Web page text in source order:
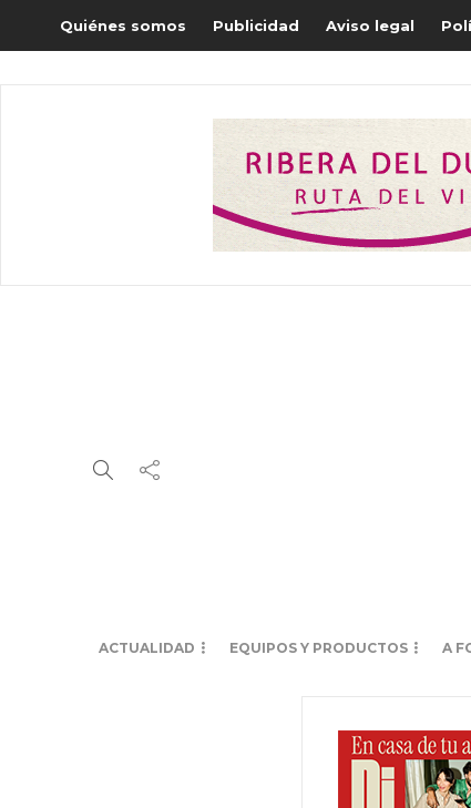
Quiénes somos Publicidad Aviso legal
ACTUALIDAD EQUIPOS Y PRODUCTOS A